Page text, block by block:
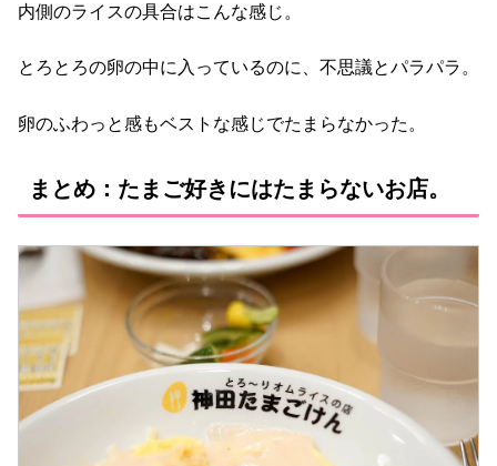
内側のライスの具合はこんな感じ。
とろとろの卵の中に入っているのに、不思議とパラパラ。
卵のふわっと感もベストな感じでたまらなかった。
まとめ：たまご好きにはたまらないお店。